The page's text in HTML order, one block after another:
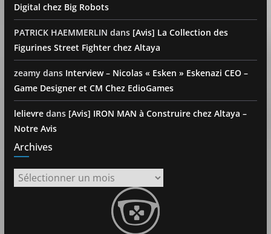
Digital chez Big Robots
PATRICK HAEMMERLIN dans [Avis] La Collection des
Figurines Street Fighter chez Altaya
zeamydans Interview – Nicolas « Esken » Eskenazi CEO –
Game Designer et CM Chez EdioGames
lelievredans [Avis] IRON MAN à Construire chez Altaya –
Notre Avis
Archives
Archives